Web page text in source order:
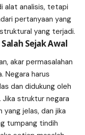
alat analisis, tetapi
pertanyaan yang
yang terjadi.
Sejak Awal
akar permasalahan
Negara harus
dan didukung oleh
struktur negara
yang jelas, dan jika
tumpang tindih